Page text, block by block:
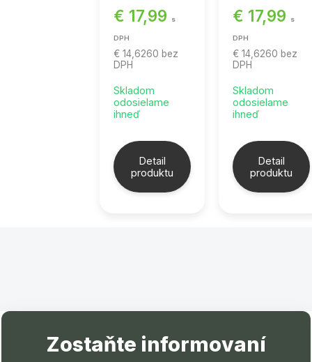
€ 17,99 s
DPH
€ 14,6260 bez
DPH
Skladom
odosielame
ihneď
Detail
produktu
€ 17,99 s
DPH
€ 14,6260 bez
DPH
Skladom
odosielame
ihneď
Detail
produktu
Zostaňte informovaní